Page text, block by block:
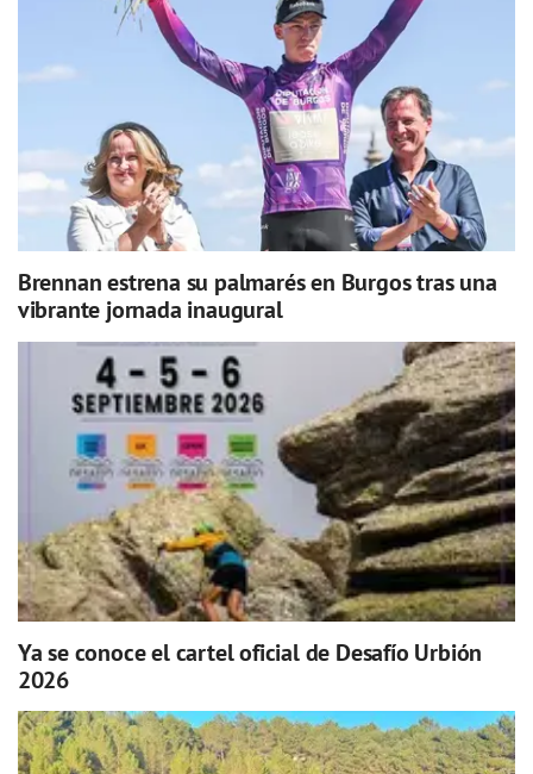
Brennan estrena su palmarés en Burgos tras una
vibrante jornada inaugural
Ya se conoce el cartel oficial de Desafío Urbión
2026